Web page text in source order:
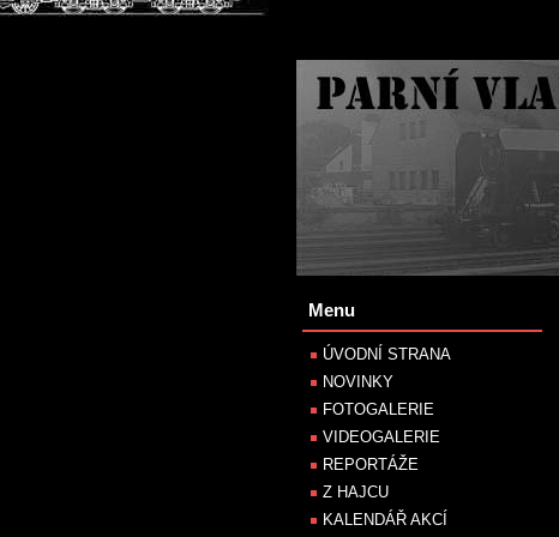
Menu
ÚVODNÍ STRANA
NOVINKY
FOTOGALERIE
VIDEOGALERIE
REPORTÁŽE
Z HAJCU
KALENDÁŘ AKCÍ